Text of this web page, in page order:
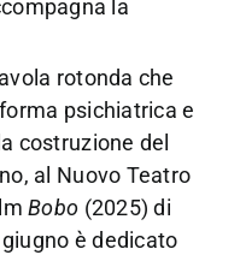
la
rotonda che
psichiatrica e
costruzione del
al Nuovo Teatro
Bobo (2025) di
è dedicato